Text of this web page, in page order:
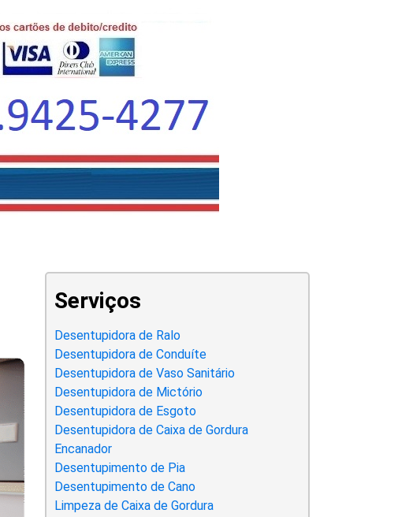
Serviços
Desentupidora de Ralo
Desentupidora de Conduíte
Desentupidora de Vaso Sanitário
Desentupidora de Mictório
Desentupidora de Esgoto
Desentupidora de Caixa de Gordura
Encanador
Desentupimento de Pia
Desentupimento de Cano
Limpeza de Caixa de Gordura